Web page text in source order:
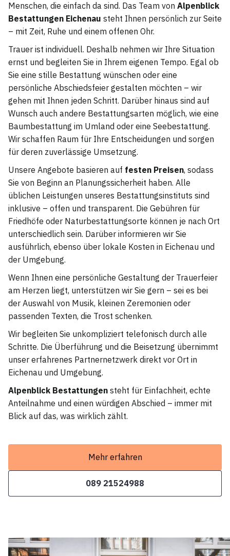
Menschen, die einfach da sind. Das Team von Alpenblick
Bestattungen Eichenau steht Ihnen persönlich zur Seite
– mit Zeit, Ruhe und einem offenen Ohr.
Trauer ist individuell. Deshalb nehmen wir Ihre Situation
ernst und begleiten Sie in Ihrem eigenen Tempo. Egal ob
Sie eine stille Bestattung wünschen oder eine
persönliche Abschiedsfeier gestalten möchten – wir
gehen mit Ihnen jeden Schritt. Darüber hinaus sind auf
Wunsch auch andere Bestattungsarten möglich, wie eine
Baumbestattung im Umland oder eine Seebestattung.
Wir schaffen Raum für Ihre Entscheidungen und sorgen
für deren zuverlässige Umsetzung.
Unsere Angebote basieren auf festen Preisen, sodass
Sie von Beginn an Planungssicherheit haben. Alle
üblichen Leistungen unseres Bestattungsinstituts sind
inklusive – offen und transparent. Die Gebühren für
Friedhöfe oder Naturbestattungsorte können je nach Ort
unterschiedlich sein. Darüber informieren wir Sie
ausführlich, ebenso über lokale Kosten in Eichenau und
der Umgebung.
Wenn Ihnen eine persönliche Gestaltung der Trauerfeier
am Herzen liegt, unterstützen wir Sie gern – sei es bei
der Auswahl von Musik, kleinen Zeremonien oder
passenden Texten, die Trost schenken.
Wir begleiten Sie unkompliziert telefonisch durch alle
Schritte. Die Überführung und die Beisetzung übernimmt
unser erfahrenes Partnernetzwerk direkt vor Ort in
Eichenau und Umgebung.
Alpenblick Bestattungen steht für Einfachheit, echte
Anteilnahme und einen würdigen Abschied – immer mit
Blick auf das, was wirklich zählt.
Mehr erfahren
089 21524988